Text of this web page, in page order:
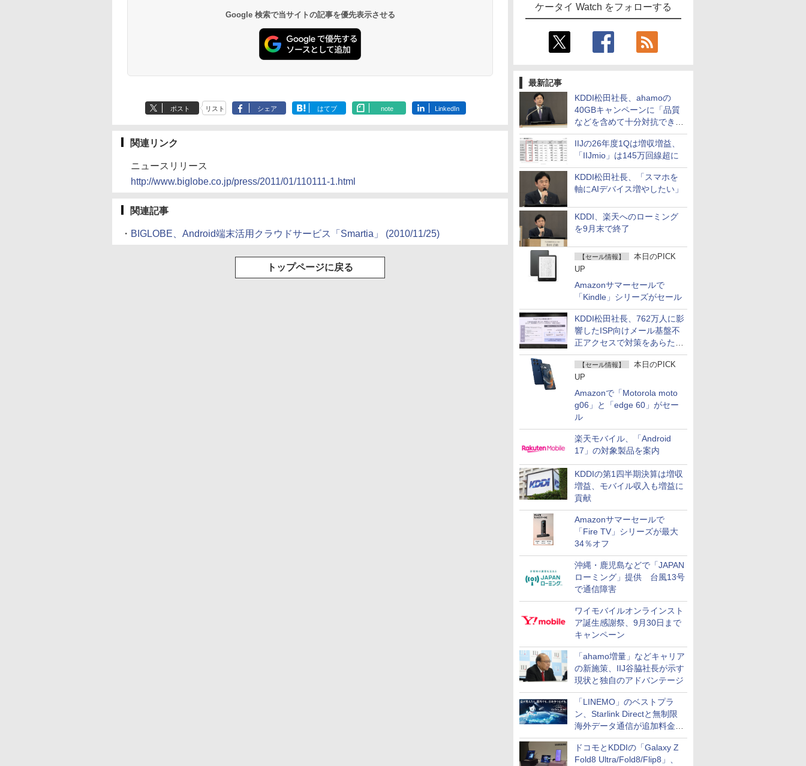
ケータイ Watch をフォローする
最新記事
KDDI松田社長、ahamoの
40GBキャンペーンに「品質
などを含めて十分対抗でき
る」
IIJの26年度1Qは増収増益、
「IIJmio」は145万回線超に
KDDI松田社長、「スマホを
軸にAIデバイス増やしたい」
KDDI、楽天へのローミング
を9月末で終了
【セール情報】
本日のPICK
UP
Amazonサマーセールで
「Kindle」シリーズがセール
KDDI松田社長、762万人に影
響したISP向けメール基盤不
正アクセスで対策をあらため
て説明
【セール情報】
本日のPICK
UP
Amazonで「Motorola moto
g06」と「edge 60」がセー
ル
楽天モバイル、「Android
17」の対象製品を案内
KDDIの第1四半期決算は増収
増益、モバイル収入も増益に
貢献
Amazonサマーセールで
「Fire TV」シリーズが最大
34％オフ
沖縄・鹿児島などで「JAPAN
ローミング」提供 台風13号
で通信障害
ワイモバイルオンラインスト
ア誕生感謝祭、9月30日まで
キャンペーン
「ahamo増量」などキャリア
の新施策、IIJ谷脇社長が示す
現状と独自のアドバンテージ
「LINEMO」のベストプラ
ン、Starlink Directと無制限
海外データ通信が追加料金な
しに
ドコモとKDDIの「Galaxy Z
Fold8 Ultra/Fold8/Flip8」、
Google 検索で当サイトの記事を優先表示させる
ポスト リスト シェア はてブ note LinkedIn
関連リンク
ニュースリリース
http://www.biglobe.co.jp/press/2011/01/110111-1.html
関連記事
・ BIGLOBE、Android端末活用クラウドサービス「Smartia」 (2010/11/25)
トップページに戻る